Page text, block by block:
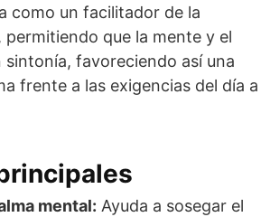
como un facilitador de la
que la mente y el
favoreciendo así una
frente a las exigencias del día a
mental: Ayuda a sosegar el